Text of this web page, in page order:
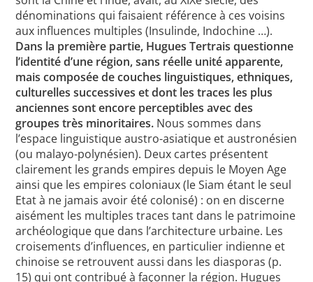
dénominations qui faisaient référence à ces voisins
aux influences multiples (Insulinde, Indochine …).
Dans la première partie, Hugues Tertrais questionne
l’identité d’une région, sans réelle unité apparente,
mais composée de couches linguistiques, ethniques,
culturelles successives et dont les traces les plus
anciennes sont encore perceptibles avec des
groupes très minoritaires. Nous sommes dans
l’espace linguistique austro-asiatique et austronésien
(ou malayo-polynésien). Deux cartes présentent
clairement les grands empires depuis le Moyen Age
ainsi que les empires coloniaux (le Siam étant le seul
Etat à ne jamais avoir été colonisé) : on en discerne
aisément les multiples traces tant dans le patrimoine
archéologique que dans l’architecture urbaine. Les
croisements d’influences, en particulier indienne et
chinoise se retrouvent aussi dans les diasporas (p.
15) qui ont contribué à façonner la région. Hugues